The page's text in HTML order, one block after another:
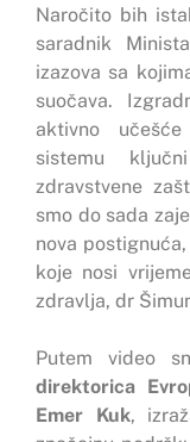
Naročito bih
saradnik
izazova sa
suočava.
aktivno
sistemu
zdravstvene
smo do sada
nova
koje nosi
zdravlja, dr
Putem video
direktorica
Emer Kuk,